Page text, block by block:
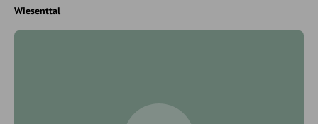
Wiesenttal